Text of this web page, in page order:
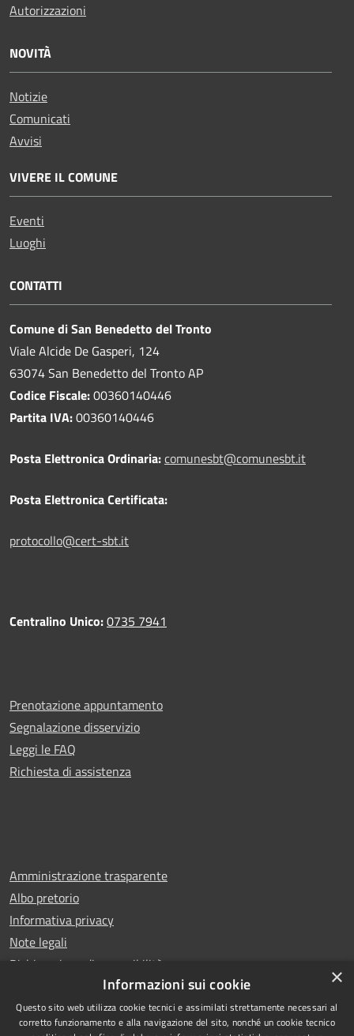
Autorizzazioni
NOVITÀ
Notizie
Comunicati
Avvisi
VIVERE IL COMUNE
Eventi
Luoghi
CONTATTI
Comune di San Benedetto del Tronto
Viale Alcide De Gasperi, 124
63074 San Benedetto del Tronto AP
Codice Fiscale:00360140446
Partita IVA:00360140446
Posta Elettronica Ordinaria:comunesbt@comunesbt.it
Posta Elettronica Certificata:
protocollo@cert-sbt.it
Centralino Unico:0735 7941
Prenotazione appuntamento
Segnalazione disservizio
Leggi le FAQ
Richiesta di assistenza
Amministrazione trasparente
Albo pretorio
Informativa privacy
Note legali
Dichiarazione di accessibilità
×
Informazioni sui cookie
Questo sito web utilizza cookie tecnici e assimilati strettamente necessari al
corretto funzionamento e alla navigazione del sito, nonché un cookie tecnico